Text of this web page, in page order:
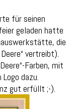
für seinen
geladen hatte
die
vertreibt).
Farben, mit
dazu.
gut erfüllt ;-).